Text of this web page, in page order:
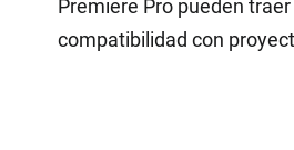
Premiere Pro pueden
compatibilidad con